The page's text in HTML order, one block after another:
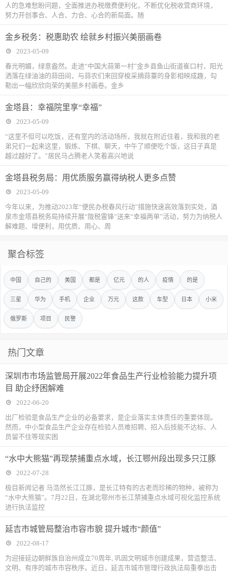
人的急难愁盼问题，全面推进办税缴费便利化，不断优化税收营商环境，
努力开创事合、人合、力合、心合的新局面。随
金乡税务：税惠助农 绘就乡村振兴美丽画卷
2023-05-09
春光明媚，绿意盎然。走进“中国大蒜第一村”金乡县鱼山街道崔口村，阳光
洒落在绿油油的蒜田间，与蒜农们来回穿梭采摘蒜薹的身影相映成趣，勾
勒出一幅欣欣向荣的美丽乡村画卷。金乡
金塔县：幸福院里享“幸福”
2023-05-09
“这里不但可以吃饭，还有室内的活动场所，我就在附近住着，我和我的老
弟兄们一起来这里，锻炼、下棋、聊天，中午了顺便吃个饭，这日子真是
越过越好了。”居民马占腾老人笑着高兴地说
金塔县税务局：用优质服务赢得纳税人更多点赞
2023-05-09
今年以来，为推动2023年“便民办税春风行动”措施快速高效落到实处，酒
泉市金塔县税务局持续开展“陇税雷锋”送来“幸福两单”活动，努力为纳税人
解难题、增便利，用优质、用心、周
聚合标签
中国 自己的 美国 都是 亿元 的人 疫情 的是
三星 华为 手机 企业 万元 这款 车型 日本 小米
俄罗斯 项目 民警
热门文章
深圳市市场监管局开展2022年食品生产行业检验能力提升项
目 助企纾困解难
2022-06-20
出厂检验是食品生产企业的必备要求，是企业落实主体责任的重要体现。
然而，中小型食品生产企业存在检验人员难招聘、招入后技能不达标、人
员留不住等现实困
“水中大熊猫”再现禁捕重点水域，长江鄂州段出现多只江豚
2022-07-28
极目新闻记者 马浩然长江江豚，是长江特有的古老而珍稀的物种，被称为
“水中大熊猫”。7月22日，在湖北鄂州市长江禁捕重点水域可视化监控系统
进行执法监控
延吉市城管局整治市容市貌 提升城市“颜值”
2022-08-17
为迎接延边朝鲜族自治州成立70周年, 巩固文明城市创建成果，营造整洁、
文明、有序的城市市容秩序。近日，延吉市城市管理行政执法局重拳出击